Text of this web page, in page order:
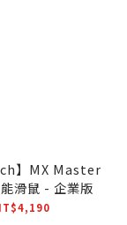
】MX Master
滑鼠 - 企業版